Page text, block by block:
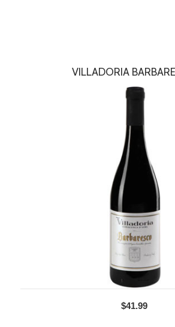
VILLADORIA
$41.99